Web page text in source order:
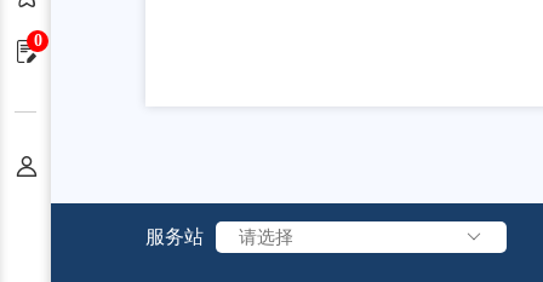
0
服务站 请选择